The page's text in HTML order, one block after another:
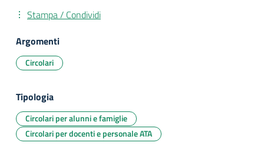
Stampa / Condividi
Argomenti
Circolari
Tipologia
Circolari per alunni e famiglie
Circolari per docenti e personale ATA